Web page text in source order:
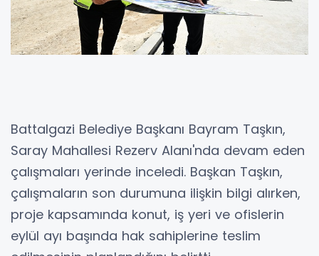
Battalgazi Belediye Başkanı Bayram Taşkın,
Saray Mahallesi Rezerv Alanı'nda devam eden
çalışmaları yerinde inceledi. Başkan Taşkın,
çalışmaların son durumuna ilişkin bilgi alırken,
proje kapsamında konut, iş yeri ve ofislerin
eylül ayı başında hak sahiplerine teslim